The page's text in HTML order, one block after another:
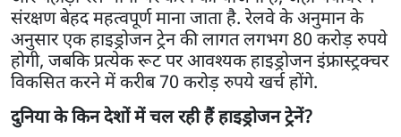
संरक्षण बेहद महत्वपूर्ण माना जाता है. रेलवे के अनुमान के
अनुसार एक हाइड्रोजन ट्रेन की लागत लगभग 80 करोड़ रुपये
होगी, जबकि प्रत्येक रूट पर आवश्यक हाइड्रोजन इंफ्रास्ट्रक्चर
विकसित करने में करीब 70 करोड़ रुपये खर्च होंगे.
दुनिया के किन देशों में चल रही हैं हाइड्रोजन ट्रेनें?